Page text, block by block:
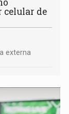
celular de
externa